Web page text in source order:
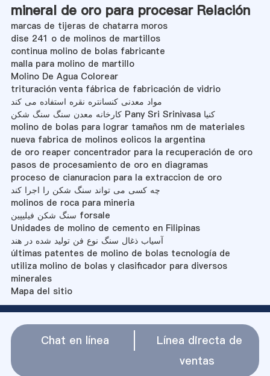
mineral de oro para procesar Relación
marcas de tijeras de chatarra moros
dise 241 o de molinos de martillos
continua molino de bolas fabricante
malla para molino de martillo
Molino De Agua Colorear
trituración venta fábrica de fabricación de vidrio
مواد معدنی کنسانتره نقره استفاده می کند
کارخانه معدن سنگ سنگ شکن Pany Sri Srinivasa کنیا
molino de bolas para lograr tamaños nm de materiales
nueva fabrica de molinos eolicos la argentina
de oro reaper concentrador para la recuperación de oro
pasos de procesamiento de oro en diagramas
proceso de cianuracion para la extraccion de oro
چه کسی می تواند سنگ شکن را اجرا کند
molinos de roca para mineria
سنگ شکن فیلیپین forsale
Unidades de molino de cemento en Filipinas
آسیاب ذغال سنگ نوع فن تولید شده در هند
últimas patentes de molino de bolas tecnología de
utiliza molino de bolas y clasificador para diversos
minerales
Mapa del sitio
Chat en línea
Línea directa de
ventas